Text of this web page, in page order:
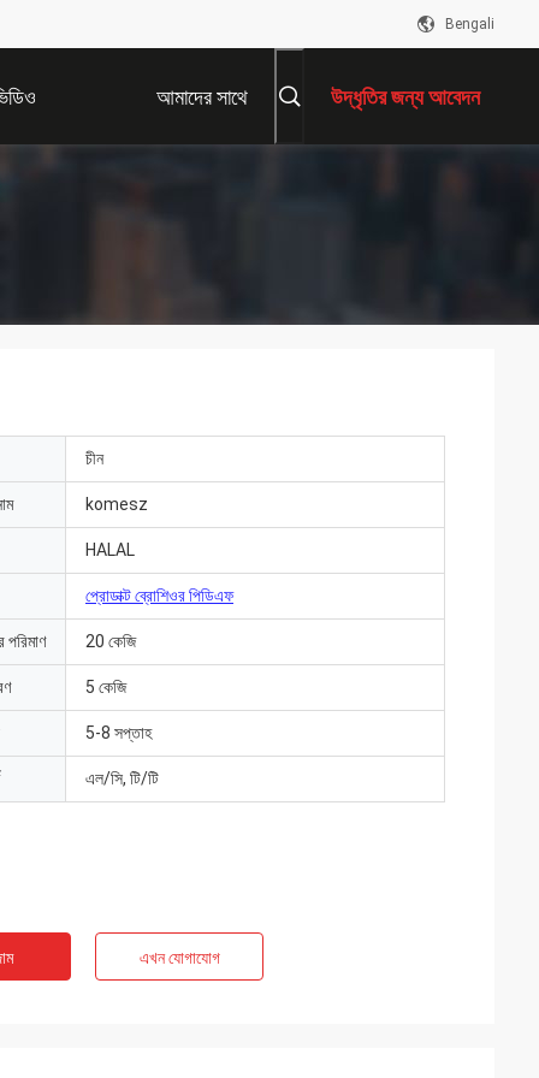
Bengali
আমাদের সাথে উদ্ধৃতির জন্য আবেদন
চীন
komesz
HALAL
প্রোডাক্ট ব্রোশিওর পিডিএফ
পরিমাণ 20 কেজি
5 কেজি
5-8 সপ্তাহ
এল/সি, টি/টি
এখন যোগাযোগ